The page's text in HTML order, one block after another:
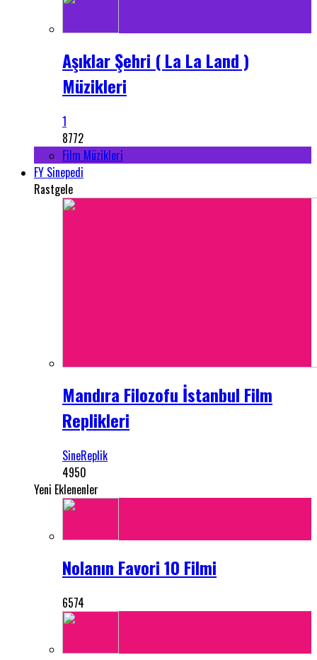
Aşıklar Şehri ( La La Land )
Müzikleri
1
8772
Film Müzikleri
FY Sinepedi
Rastgele
Mandıra Filozofu İstanbul Film
Replikleri
SineReplik
4950
Yeni Eklenenler
Nolanın Favori 10 Filmi
6574